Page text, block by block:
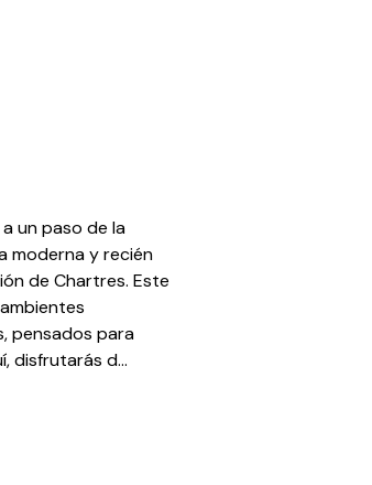
un paso de la
moderna y recién
de Chartres. Este
pensados para
disfrutarás d...